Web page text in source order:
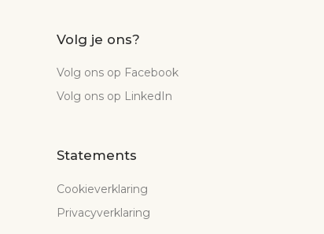
Volg je ons?
Volg ons op Facebook
Volg ons op LinkedIn
Statements
Cookieverklaring
Privacyverklaring